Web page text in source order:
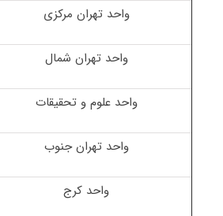
واحد تهران مرکزی
واحد تهران شمال
واحد علوم و تحقیقات
واحد تهران جنوب
واحد کرج